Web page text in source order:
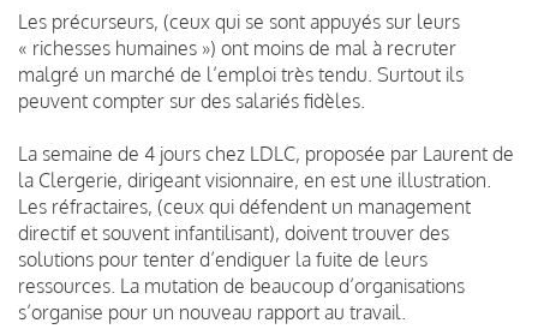
Les précurseurs, (ceux qui se sont appuyés sur leurs
« richesses humaines ») ont moins de mal à recruter
malgré un marché de l’emploi très tendu. Surtout ils
peuvent compter sur des salariés fidèles.
La semaine de 4 jours chez LDLC, proposée par Laurent de
la Clergerie, dirigeant visionnaire, en est une illustration.
Les réfractaires, (ceux qui défendent un management
directif et souvent infantilisant), doivent trouver des
solutions pour tenter d’endiguer la fuite de leurs
ressources. La mutation de beaucoup d’organisations
s’organise pour un nouveau rapport au travail.